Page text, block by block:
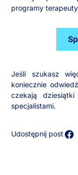
programy
Jeśli szukasz
koniecznie
czekają
specjalistami.
Udostępnij post